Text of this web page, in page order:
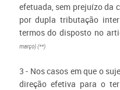
efetuada, sem prejuízo da
por dupla tributação
termos do disposto no
março) (**)
3 - Nos casos em que o
direção efetiva para o